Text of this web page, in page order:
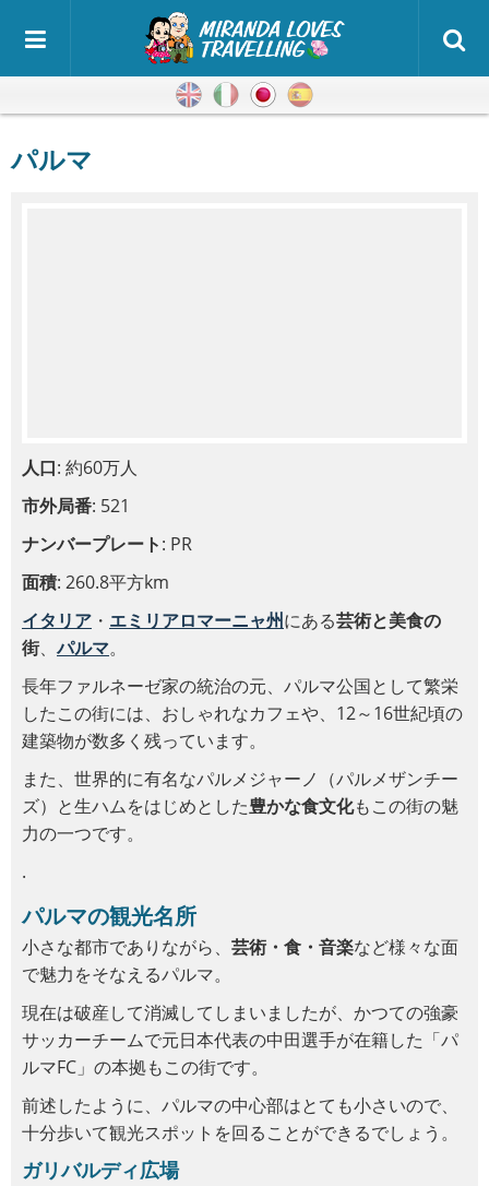
英語 イタリア語
日本語
パルマ
人口: 約60万人
市外局番: 521
ナンバープレート: PR
面積: 260.8平方km
イタリア ・ エミリアロマーニャ州にある芸術と美食の
街、パルマ。
長年ファルネーゼ家の統治の元、パルマ公国として繁栄
したこの街には、おしゃれなカフェや、12～16世紀頃の
建築物が数多く残っています。
また、世界的に有名なパルメジャーノ（パルメザンチー
ズ）と生ハムをはじめとした豊かな食文化もこの街の魅
力の一つです。
.
パルマの観光名所
小さな都市でありながら、 芸術・食・音楽など様々な面
で魅力をそなえるパルマ。
現在は破産して消滅してしまいましたが、かつての強豪
サッカーチームで元日本代表の中田選手が在籍した「パ
ルマFC」の本拠もこの街です。
前述したように、パルマの中心部はとても小さいので、
十分歩いて観光スポットを回ることができるでしょう。
ガリバルディ広場